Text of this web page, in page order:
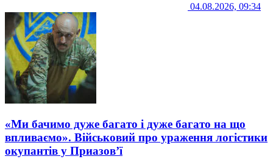
04.08.2026, 09:34
«Ми бачимо дуже багато і дуже багато на що
впливаємо». Військовий про ураження логістики
окупантів у Приазов’ї